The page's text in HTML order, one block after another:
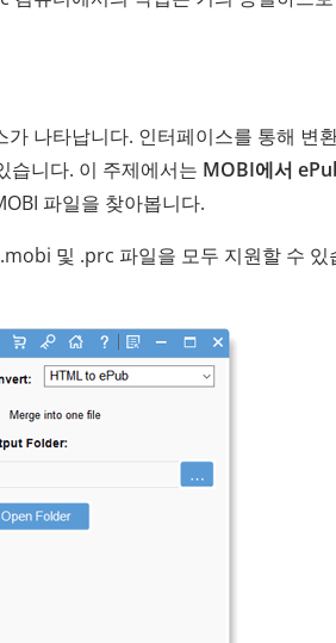
나타납니다. 인터페이스를 통해 변
습니다. 이 주제에서는 MOBI에서
파일을 찾아봅니다.
및 .prc 파일을 모두 지원할 수 있